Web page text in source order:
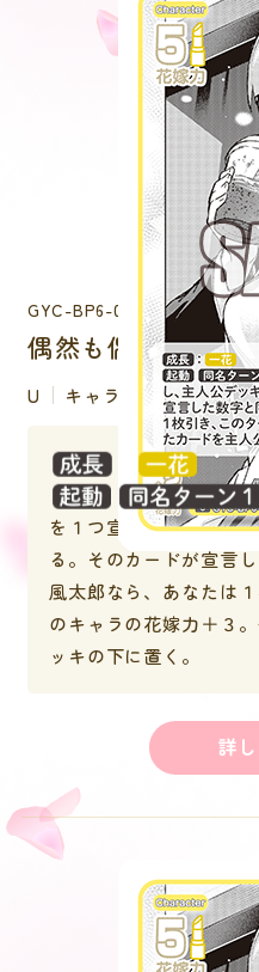
GYC-BP6-004
偶然も偶然 中野
U キャラクター
を１つ宣言し、主人公
る。そのカードが宣言
風太郎なら、あなたは
のキャラの花嫁力＋３
ッキの下に置く。
詳